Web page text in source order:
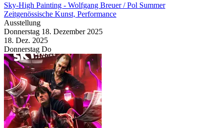
Sky-High Painting - Wolfgang Breuer / Pol Summer
Zeitgenössische Kunst, Performance
Ausstellung
Donnerstag 18. Dezember 2025
18. Dez. 2025
Donnerstag Do